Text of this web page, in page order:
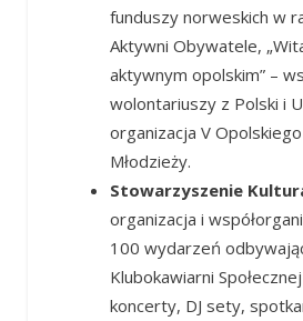
funduszy norweskich w
Aktywni Obywatele,
aktywnym opolskim” –
wolontariuszy z Polski i
organizacja V
Młodzieży.
Stowarzyszenie
organizacja i
100 wydarzeń
Klubokawiarni
koncerty, DJ sety,